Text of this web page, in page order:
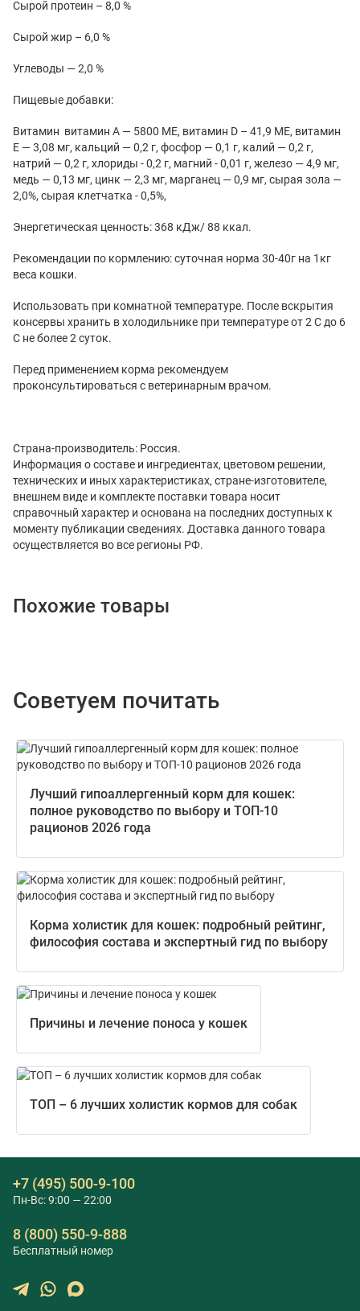
Сырой протеин – 8,0 %
Сырой жир – 6,0 %
Углеводы — 2,0 %
Пищевые добавки:
Витамин витамин А — 5800 МЕ, витамин D – 41,9 МЕ, витамин
Е — 3,08 мг, кальций — 0,2 г, фосфор — 0,1 г, калий — 0,2 г,
натрий — 0,2 г, хлориды - 0,2 г, магний - 0,01 г, железо — 4,9 мг,
медь — 0,13 мг, цинк — 2,3 мг, марганец — 0,9 мг, сырая зола —
2,0%, сырая клетчатка - 0,5%,
Энергетическая ценность: 368 кДж/ 88 ккал.
Рекомендации по кормлению: суточная норма 30-40г на 1кг
веса кошки.
Использовать при комнатной температуре. После вскрытия
консервы хранить в холодильнике при температуре от 2 С до 6
С не более 2 суток.
Перед применением корма рекомендуем
проконсультироваться с ветеринарным врачом.
Страна-производитель: Россия.
Информация о составе и ингредиентах, цветовом решении,
технических и иных характеристиках, стране-изготовителе,
внешнем виде и комплекте поставки товара носит
справочный характер и основана на последних доступных к
моменту публикации сведениях. Доставка данного товара
осуществляется во все регионы РФ.
Похожие товары
Советуем почитать
Лучший гипоаллергенный корм для кошек:
полное руководство по выбору и ТОП-10
рационов 2026 года
Корма холистик для кошек: подробный рейтинг,
философия состава и экспертный гид по выбору
Причины и лечение поноса у кошек
ТОП – 6 лучших холистик кормов для собак
+7 (495) 500-9-100
Пн-Вс: 9:00 — 22:00
8 (800) 550-9-888
Бесплатный номер